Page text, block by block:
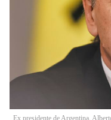
Ex presidente de Argentina,